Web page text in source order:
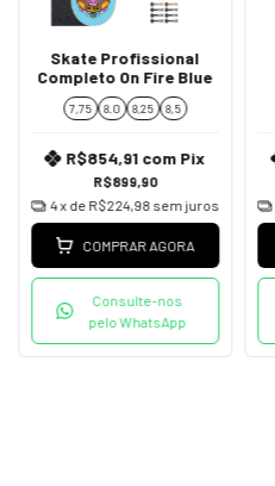
Skate Profissional
Completo On Fire Blue
7,75 8.0 8,25 8,5
R$899,90
R$854,91 com Pix
4x de R$224,98 sem juros
COMPRAR AGORA
Consulte-nos
pelo WhatsApp